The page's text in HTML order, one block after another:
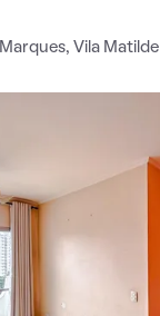
Vila Matilde